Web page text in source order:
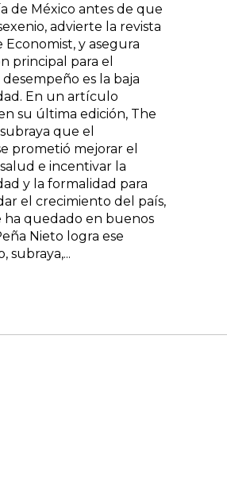
de México antes de que
advierte la revista
Economist, y asegura
principal para el
desempeño es la baja
En un artículo
su última edición, The
que el
prometió mejorar el
e incentivar la
y la formalidad para
el crecimiento del país,
ha quedado en buenos
Nieto logra ese
subraya,...